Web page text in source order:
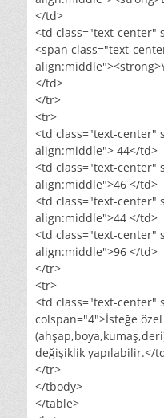
</td>
<td class="text-center"
<span class="text-
</td>
</tr>
<tr>
<td class="text-center"
align:middle"> 44</td>
<td class="text-center"
align:middle">46 </td>
<td class="text-center"
align:middle">44 </td>
<td class="text-center"
align:middle">96 </td>
</tr>
<tr>
<td class="text-center"
colspan="4">İsteğe
değişiklik yapılabilir.</
</tr>
</tbody>
</table>